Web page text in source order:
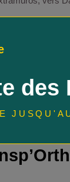
de préparer
des